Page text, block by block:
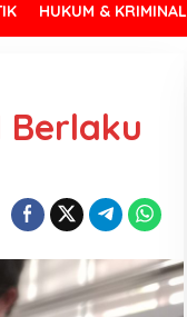
HUKUM & KRIMINAL
Berlaku